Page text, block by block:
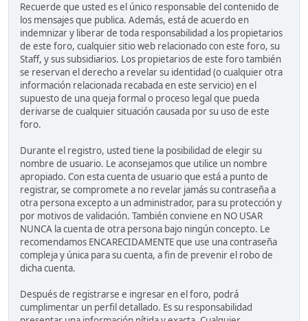
Recuerde que usted es el único responsable del contenido de
los mensajes que publica. Además, está de acuerdo en
indemnizar y liberar de toda responsabilidad a los propietarios
de este foro, cualquier sitio web relacionado con este foro, su
Staff, y sus subsidiarios. Los propietarios de este foro también
se reservan el derecho a revelar su identidad (o cualquier otra
información relacionada recabada en este servicio) en el
supuesto de una queja formal o proceso legal que pueda
derivarse de cualquier situación causada por su uso de este
foro.
Durante el registro, usted tiene la posibilidad de elegir su
nombre de usuario. Le aconsejamos que utilice un nombre
apropiado. Con esta cuenta de usuario que está a punto de
registrar, se compromete a no revelar jamás su contraseña a
otra persona excepto a un administrador, para su protección y
por motivos de validación. También conviene en NO USAR
NUNCA la cuenta de otra persona bajo ningún concepto. Le
recomendamos ENCARECIDAMENTE que use una contraseña
compleja y única para su cuenta, a fin de prevenir el robo de
dicha cuenta.
Después de registrarse e ingresar en el foro, podrá
cumplimentar un perfil detallado. Es su responsabilidad